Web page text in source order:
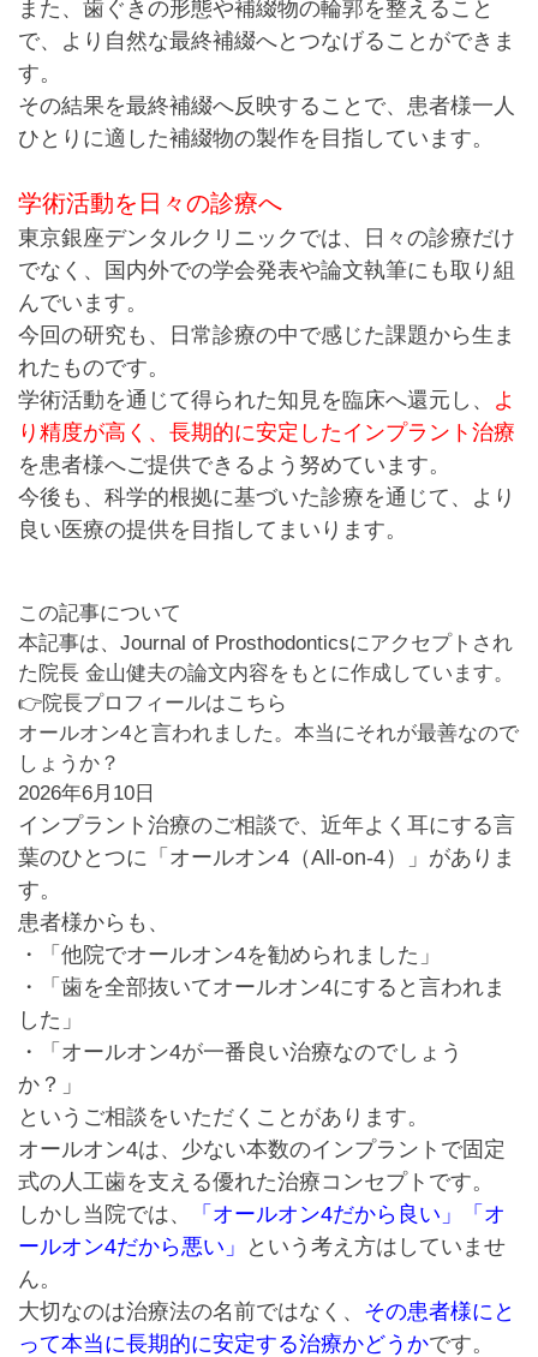
また、歯ぐきの形態や補綴物の輪郭を整えること
で、より自然な最終補綴へとつなげることができま
す。
その結果を最終補綴へ反映することで、患者様一人
ひとりに適した補綴物の製作を目指しています。
学術活動を日々の診療へ
東京銀座デンタルクリニックでは、日々の診療だけ
でなく、国内外での学会発表や論文執筆にも取り組
んでいます。
今回の研究も、日常診療の中で感じた課題から生ま
れたものです。
学術活動を通じて得られた知見を臨床へ還元し、 よ
り精度が高く、長期的に安定したインプラント治療
を患者様へご提供できるよう努めています。
今後も、科学的根拠に基づいた診療を通じて、より
良い医療の提供を目指してまいります。
この記事について
本記事は、Journal of Prosthodonticsにアクセプトされ
た院長 金山健夫の論文内容をもとに作成しています。
👉院長プロフィールはこちら
オールオン4と言われました。本当にそれが最善なので
しょうか？
2026年6月10日
インプラント治療のご相談で、近年よく耳にする言
葉のひとつに「オールオン4（All-on-4）」がありま
す。
患者様からも、
・「他院でオールオン4を勧められました」
・「歯を全部抜いてオールオン4にすると言われま
した」
・「オールオン4が一番良い治療なのでしょう
か？」
というご相談をいただくことがあります。
オールオン4は、少ない本数のインプラントで固定
式の人工歯を支える優れた治療コンセプトです。
しかし当院では、
「オールオン4だから良い」
「オ
ールオン4だから悪い」
という考え方はしていませ
ん。
大切なのは治療法の名前ではなく、 その患者様にと
って本当に長期的に安定する治療かどうかです。